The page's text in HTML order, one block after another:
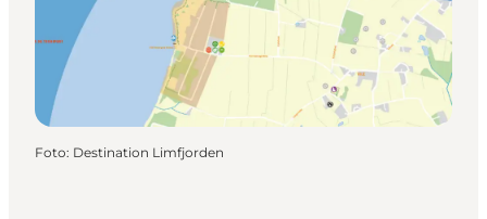
Foto: Destination Limfjorden